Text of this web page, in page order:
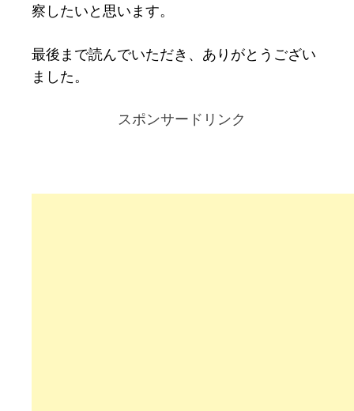
察したいと思います。
最後まで読んでいただき、ありがとうござい
ました。
スポンサードリンク